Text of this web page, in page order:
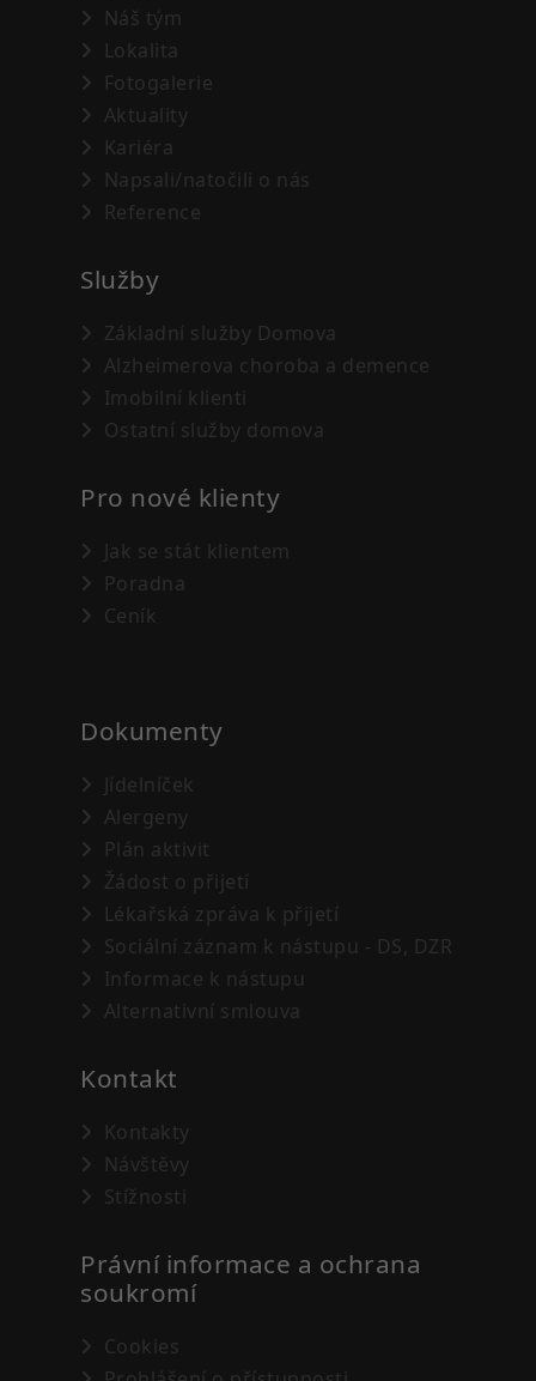
Náš tým
Lokalita
Fotogalerie
Aktuality
Kariéra
Napsali/natočili o nás
Reference
Služby
Základní služby Domova
Alzheimerova choroba a demence
Imobilní klienti
Ostatní služby domova
Pro nové klienty
Jak se stát klientem
Poradna
Ceník
Dokumenty
Jídelníček
Alergeny
Plán aktivit
Žádost o přijetí
Lékařská zpráva k přijetí
Sociální záznam k nástupu - DS, DZR
Informace k nástupu
Alternativní smlouva
Kontakt
Kontakty
Návštěvy
Stížnosti
Právní informace a ochrana
soukromí
Cookies